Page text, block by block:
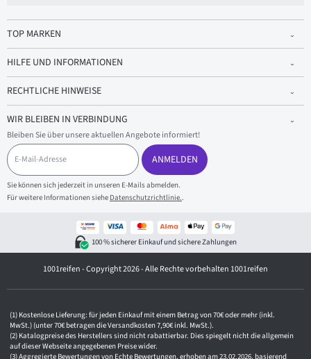
TOP MARKEN
HILFE UND INFORMATIONEN
RECHTLICHE HINWEISE
WIR BLEIBEN IN VERBINDUNG
Bleiben Sie über unsere aktuellen Angebote informiert!
E
-
M
a
i
l
e
ANMELDEN
Sie können sich jederzeit in unseren E-Mails abmelden.
Für weitere Informationen siehe Datenschutzrichtlinie..
100 % sicherer Einkauf und sichere Zahlungen
1001reifen - Copyright 2026 - Alle Rechte vorbehalten 1001reifen
Kostenlose Lieferung: für jeden Einkauf mit einem Betrag von 70€ oder mehr (inkl.
MwSt.) (unter 70€ betragen die Versandkosten 7,90€ inkl. MwSt.).
Katalogpreise des Herstellers sind nicht rabattierbar. Dies spiegelt nicht die allgemein
auf dieser Webseite angegebenen Preise wider.
Aggregierte Bewertungen von Echte Bewertungen, erhoben am 23.02.2026, basierend